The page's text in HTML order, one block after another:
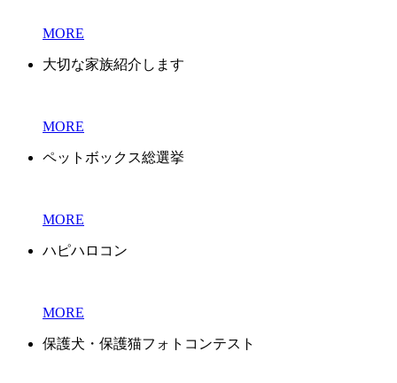
MORE
大切な家族紹介します
MORE
ペットボックス総選挙
MORE
ハピハロコン
MORE
保護犬・保護猫フォトコンテスト